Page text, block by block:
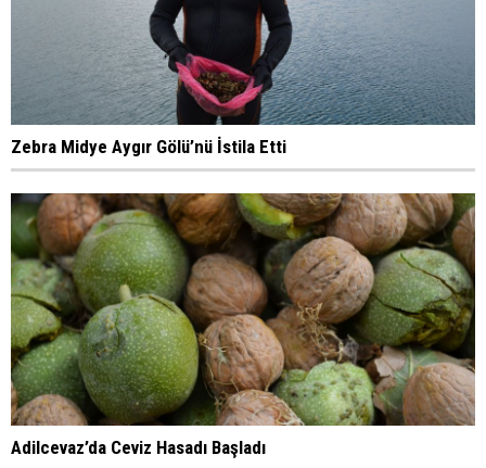
Zebra Midye Aygır Gölü’nü İstila Etti
Adilcevaz’da Ceviz Hasadı Başladı